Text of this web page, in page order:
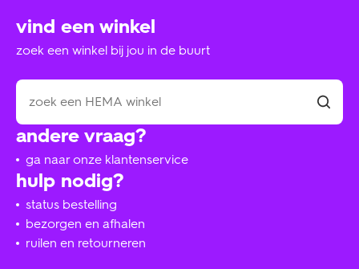
hulp nodig?
status bestelling
bezorgen en afhalen
ruilen en retourneren
andere vraag?
ga naar onze klantenservice
vind een winkel
zoek een winkel bij jou in de buurt